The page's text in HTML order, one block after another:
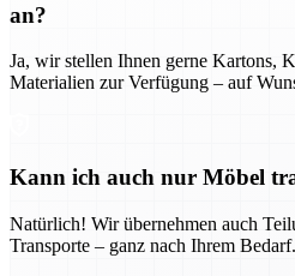
an?
Ja, wir stellen Ihnen gerne Kartons,
Materialien zur Verfügung – auf
Kann ich auch nur Möbel
Natürlich! Wir übernehmen auch
Transporte – ganz nach Ihrem Bedarf.